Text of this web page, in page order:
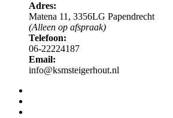
Adres:
Matena 11, 3356LG Papendrecht
(Alleen op afspraak)
Telefoon:
06-22224187
Email:
info@ksmsteigerhout.nl